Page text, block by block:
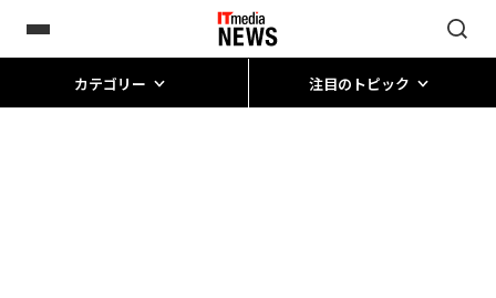
カテゴリー 注目のトピック